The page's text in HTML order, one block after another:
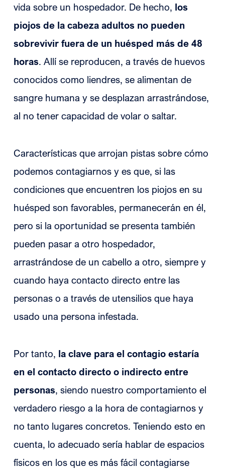
vida sobre un hospedador. De hecho, los
piojos de la cabeza adultos no pueden
sobrevivir fuera de un huésped más de 48
horas . Allí se reproducen, a través de huevos
conocidos como liendres, se alimentan de
sangre humana y se desplazan arrastrándose,
al no tener capacidad de volar o saltar.
Características que arrojan pistas sobre cómo
podemos contagiarnos y es que, si las
condiciones que encuentren los piojos en su
huésped son favorables, permanecerán en él,
pero si la oportunidad se presenta también
pueden pasar a otro hospedador,
arrastrándose de un cabello a otro, siempre y
cuando haya contacto directo entre las
personas o a través de utensilios que haya
usado una persona infestada.
Por tanto, la clave para el contagio estaría
en el contacto directo o indirecto entre
personas, siendo nuestro comportamiento el
verdadero riesgo a la hora de contagiarnos y
no tanto lugares concretos. Teniendo esto en
cuenta, lo adecuado sería hablar de espacios
físicos en los que es más fácil contagiarse